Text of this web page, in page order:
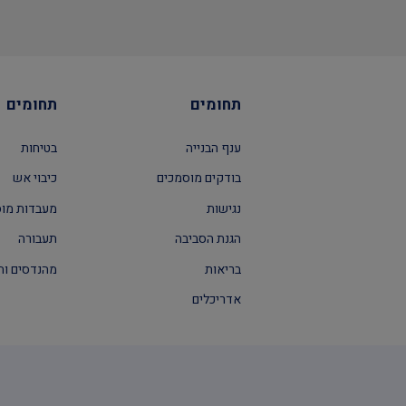
תחומים
ענף הבנייה
בודקים מוסמכים
נגישות
הגנת הסביבה
בריאות
אדריכלים
תחומים
בטיחות
כיבוי אש
מעבדות
תעבורה
מהנדסים